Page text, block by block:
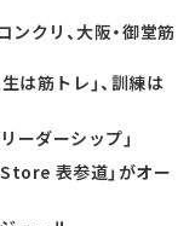
ンクリ、大阪・御堂筋
は筋トレ」、訓練は
ーダーシップ」
表参道」がオー